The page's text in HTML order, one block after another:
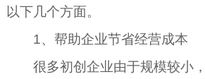
以下几个方面。
1、帮助企业节省经营成本
很多初创企业由于规模较小